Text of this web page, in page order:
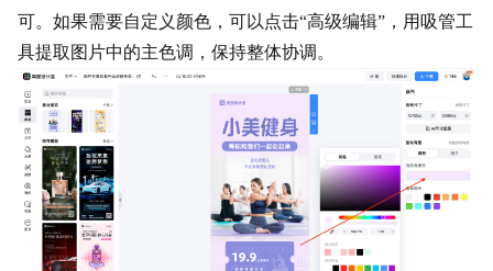
可。如果需要自定义颜色，可以点击“高级编辑”，用吸管工
具提取图片中的主色调，保持整体协调。